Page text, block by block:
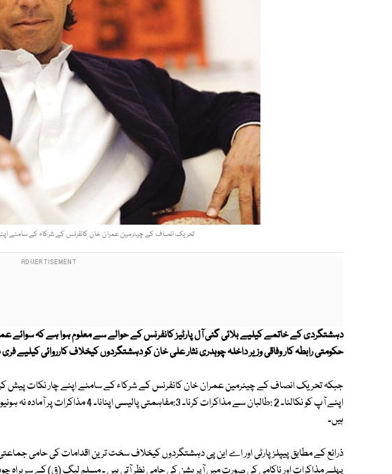
تحریک انصاف کے چیئرمین عمران خان کانفرنس کے شرکاء کے سامنے
دہشتگردی کے خاتمے کیلیے بلائی گئی آل پارٹیز کانفرنس کے حوالے سے معلوم ہوا ہے کہ سوائے
حکومتی رابطہ کار وفاقی وزیر داخلہ چوہدری نثار علی خان کو دہشتگردوں کیخلاف کارروائی کیلیے
اپنے آپ کو نکالنا۔ 2 :طالبان سے مذاکرات کرنا۔
ہیں۔
ذرائع کے مطابق پیپلز پارٹی اور اے این پی دہشتگردوں کیخلاف سخت ترین اقدامات کی حامی
پہلے مذاکرات اور ناکامی کی صورت میں آپریشن کی حامی نظر آتی ہیں ۔ مسلم لیگ (ق) کے